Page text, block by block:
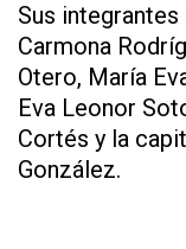
Sus
Carmona
Otero, María
Eva Leonor
Cortés y la
González.